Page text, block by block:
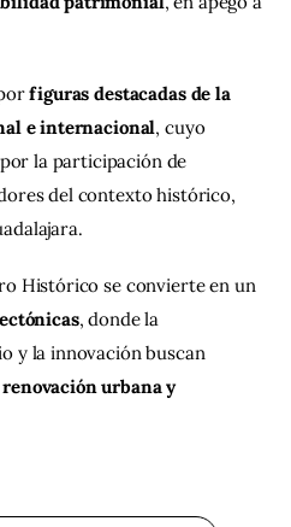
figuras destacadas de la
e internacional, cuyo
la participación de
del contexto histórico,
Histórico se convierte en un
, donde la
y la innovación buscan
renovación urbana y